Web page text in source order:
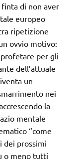
di non aver
europeo
ripetizione
ovvio motivo:
per gli
dell’attuale
un
nei
la
mentale
“come
dei prossimi
o meno tutti